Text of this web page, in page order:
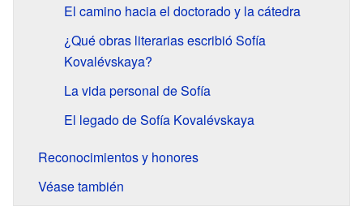
El camino hacia el doctorado y la cátedra
¿Qué obras literarias escribió Sofía
Kovalévskaya?
La vida personal de Sofía
El legado de Sofía Kovalévskaya
Reconocimientos y honores
Véase también